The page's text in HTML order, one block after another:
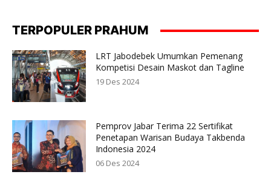
TERPOPULER PRAHUM
LRT Jabodebek Umumkan Pemenang
Kompetisi Desain Maskot dan Tagline
19 Des 2024
Pemprov Jabar Terima 22 Sertifikat
Penetapan Warisan Budaya Takbenda
Indonesia 2024
06 Des 2024